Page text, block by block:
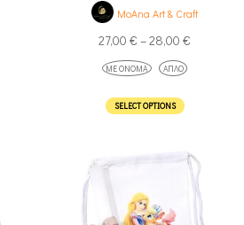
MoAna Art & Craft
27,00 € –28,00 €
ΜΕ ΌΝΟΜΑ ΑΠΛΌ
SELECT OPTIONS